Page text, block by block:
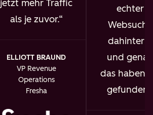
jetzt mehr Traffic
als je zuvor.
ELLIOTT BRAUND
VP Revenue
Operations
Fresha
echter
Websuche
dahinter –
und genau
das haben
gefunden.